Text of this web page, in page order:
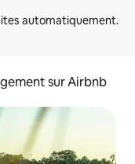
sur Airbnb